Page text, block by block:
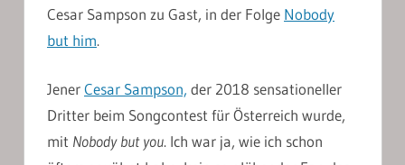
Cesar Sampson zu Gast, in der Folge Nobody
but him.
JenerCesar Sampson, der 2018 sensationeller
Dritter beim Songcontest für Österreich wurde,
mit Nobody but you. Ich war ja, wie ich schon